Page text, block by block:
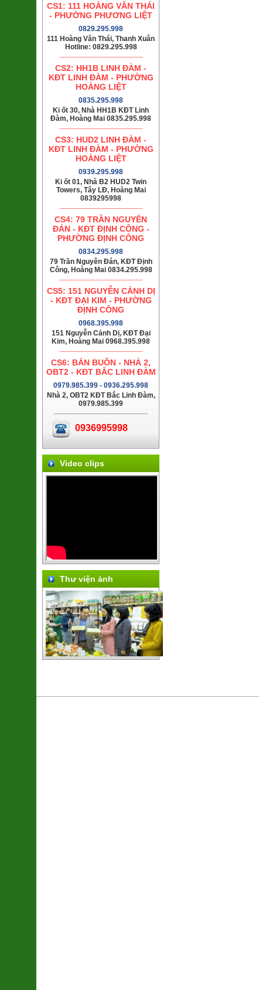
CS1: 111 HOÀNG VĂN THÁI
- PHƯỜNG PHƯƠNG LIỆT
0829.295.998
111 Hoàng Văn Thái, Thanh Xuân
Hotline: 0829.295.998
CS2: HH1B LINH ĐÀM -
KĐT LINH ĐÀM - PHƯỜNG
HOÀNG LIỆT
0835.295.998
Ki ốt 30, Nhà HH1B KĐT Linh
Đàm, Hoàng Mai 0835.295.998
CS3: HUD2 LINH ĐÀM -
KĐT LINH ĐÀM - PHƯỜNG
HOÀNG LIỆT
0939.295.998
Ki ốt 01, Nhà B2 HUD2 Twin
Towers, Tây LĐ, Hoàng Mai
0839295998
CS4: 79 TRẦN NGUYÊN
ĐÁN - KĐT ĐỊNH CÔNG -
PHƯỜNG ĐỊNH CÔNG
0834.295.998
79 Trần Nguyên Đán, KĐT Định
Công, Hoàng Mai 0834.295.998
CS5: 151 NGUYỄN CẢNH DỊ
- KĐT ĐẠI KIM - PHƯỜNG
ĐỊNH CÔNG
0968.395.998
151 Nguyễn Cảnh Dị, KĐT Đại
Kim, Hoàng Mai 0968.395.998
CS6: BÁN BUÔN - NHÀ 2,
OBT2 - KĐT BẮC LINH ĐÀM
0979.985.399 - 0936.295.998
Nhà 2, OBT2 KĐT Bắc Linh Đàm,
0979.985.399
0936995998
Video clips
Thư viện ảnh